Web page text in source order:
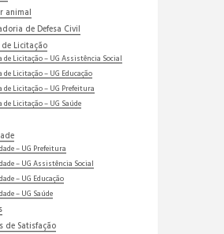
animal
de Defesa Civil
de Licitação
de Licitação – UG Assistência Social
de Licitação – UG Educação
de Licitação – UG Prefeitura
de Licitação – UG Saúde
– UG Prefeitura
– UG Assistência Social
– UG Educação
– UG Saúde
de Satisfação